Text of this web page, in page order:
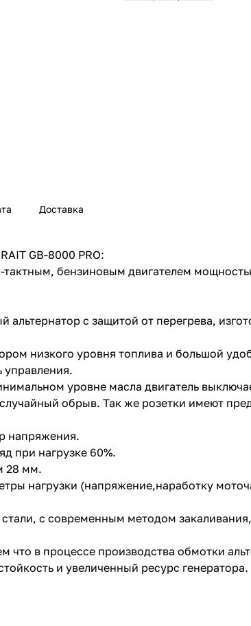
Доставка
GB-8000 PRO:
бензиновым двигателем
с защитой от перегрева,
низкого уровня топлива и большой
уровне масла двигатель
обрыв. Так же розетки имеют
напряжения.
при нагрузке 60%.
28 мм.
нагрузки (напряжение,наработку
с современным методом
что в процессе производства обмотки
и увеличенный ресурс генератора.